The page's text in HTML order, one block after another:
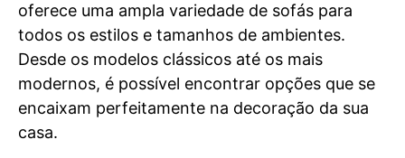
oferece uma ampla variedade de sofás para
todos os estilos e tamanhos de ambientes.
Desde os modelos clássicos até os mais
modernos, é possível encontrar opções que se
encaixam perfeitamente na decoração da sua
casa.